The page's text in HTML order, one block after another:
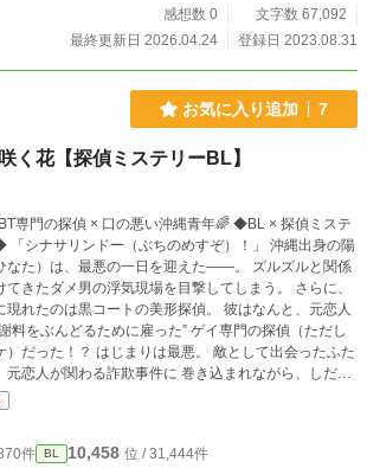
感想数 0
文字数 67,092
最終更新日 2026.04.24
登録日 2023.08.31
お気に入り追加 7
く花【探偵ミステリーBL】
× 口の悪い沖縄青年🌈 ◆BL × 探偵ミステ
身の陽
た）は、最悪の一日を迎えた——。 ズルズルと関係
てきたダメ男の浮気現場を目撃してしまう。 さらに、
たのは黒コートの美形探偵。 彼はなんと、元恋人
料をぶんどるために雇った” ゲイ専門の探偵（ただし
はじまりは最悪。 敵として出会ったふた
元恋人が関わる詐欺事件に 巻き込まれながら、しだい
んでいく。 傷を抱えた探偵と、不幸体質の青
ともに、以下の方針で執筆しています。 ・未成年の
無し ・合意のない性行為描写は無し ※物語の都合
件 BL 10,458 位 / 31,444件